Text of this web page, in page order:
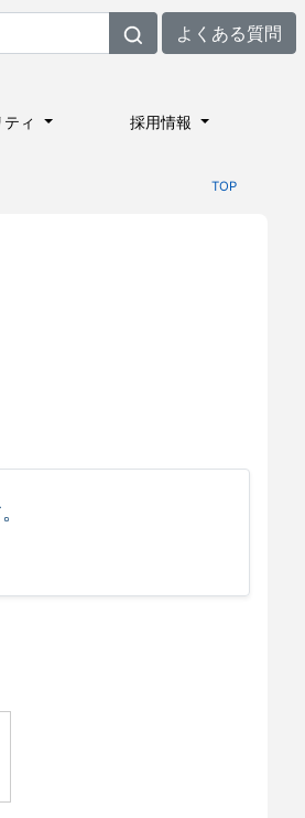
よくある質問
ィ 採用情報
TOP